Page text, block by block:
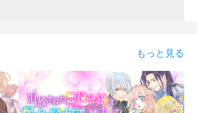
もっと見る